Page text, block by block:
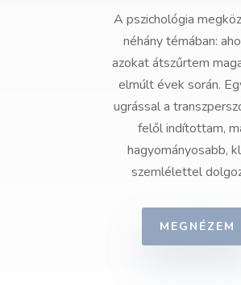
A pszichológia
néhány témában:
azokat átszűrtem
elmúlt évek során.
ugrással a
felől indítottam,
hagyományosabb,
szemlélettel
MEGNÉZEM